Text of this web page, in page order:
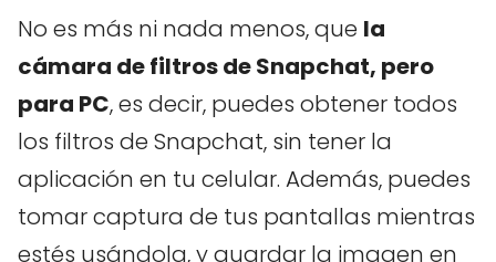
No es más ni nada menos, que la
cámara de filtros de Snapchat, pero
para PC, es decir, puedes obtener todos
los filtros de Snapchat, sin tener la
aplicación en tu celular. Además, puedes
tomar captura de tus pantallas mientras
estés usándola, y guardar la imagen en